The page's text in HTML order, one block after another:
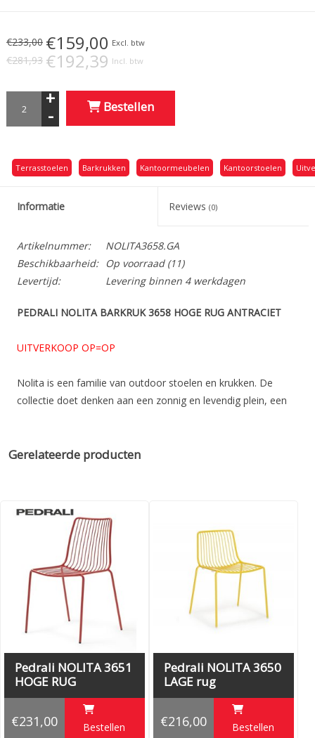
€233,00 €159,00 Excl. btw
€281,93 €192,39 Incl. btw
+
- Bestellen
Terrasstoelen Barkrukken Kantoormeubelen Kantoorstoelen
Informatie Reviews (0)
Artikelnummer:
NOLITA3658.GA
Beschikbaarheid:
Op voorraad(11)
Levertijd:
Levering binnen 4 werkdagen
PEDRALI NOLITA BARKRUK 3658 HOGE RUG ANTRACIET
UITVERKOOP OP=OP
Nolita is een familie van outdoor stoelen en krukken. De
collectie doet denken aan een zonnig en levendig plein, een
gebruik buitenshuis. Voor extra zitcomfort is er zitkussen
ZITHOOGTE 75 CM
Ontwerp
Simone Mandelli en Antonio Pagliarulo
Gerelateerde producten
Pedrali NOLITA 3651
HOGE RUG
€231,00 Bestellen
Pedrali NOLITA 3650
LAGE rug
€216,00 Bestellen